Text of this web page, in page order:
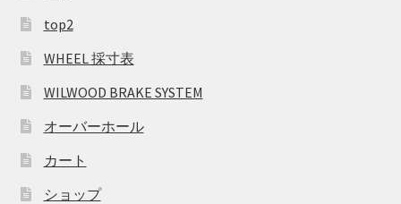
top2
WHEEL 採寸表
WILWOOD BRAKE SYSTEM
オーバーホール
カート
ショップ